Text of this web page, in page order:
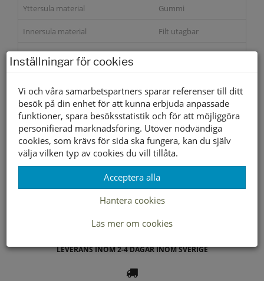
Yttersula material Gummi
Innersula material Filt utagbar
Foder material Textil
Storleksguide
Slut i webbshopen
Lagerstatus per butik
Butik
Borlänge
LEVERANS INOM 2-4 DAGAR INOM SVERIGE
Inställningar för cookies
Vi och våra samarbetspartners sparar referenser till ditt
besök på din enhet för att kunna erbjuda anpassade
funktioner, spara besöksstatistik och för att möjliggöra
personifierad marknadsföring. Utöver nödvändiga
cookies, som krävs för sida ska fungera, kan du själv
välja vilken typ av cookies du vill tillåta.
Acceptera alla
Hantera cookies
Läs mer om cookies